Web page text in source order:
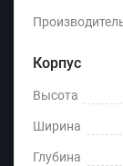
Корпус
Высота
Ширина
Глубина